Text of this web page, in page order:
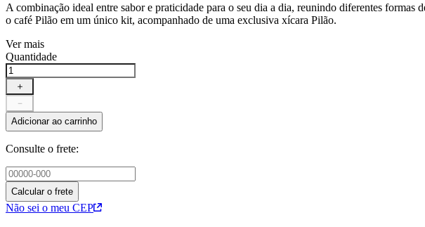
A combinação ideal entre sabor e praticidade para o seu dia a dia, reunindo diferentes formas
o café Pilão em um único kit, acompanhado de uma exclusiva xícara Pilão.
Ver mais
Quantidade
＋
－
Adicionar ao carrinho
Consulte o frete:
Calcular o frete
Não sei o meu CEP